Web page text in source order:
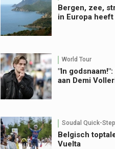
Bergen, zee,
in Europa
World Tour
"In
aan Demi
Soudal Quick-Step
Belgisch
Vuelta